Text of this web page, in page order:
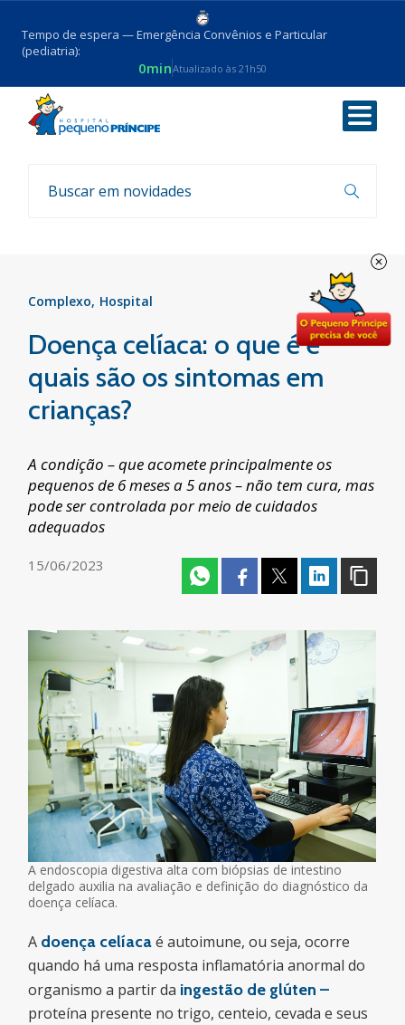
Tempo de espera — Emergência Convênios e Particular
(pediatria):
0minAtualizado às 21h50
Voltar
Notícias
Complexo Hospital
Doença celíaca: o que é e
quais são os sintomas em
crianças?
A condição – que acomete principalmente os
pequenos de 6 meses a 5 anos – não tem cura, mas
pode ser controlada por meio de cuidados
adequados
15/06/2023
A endoscopia digestiva alta com biópsias de intestino
delgado auxilia na avaliação e definição do diagnóstico da
doença celíaca.
A doença celíacaé autoimune, ou seja, ocorre
quando há uma resposta inflamatória anormal do
organismo a partir da ingestão de glúten –
proteína presente no trigo, centeio, cevada e seus